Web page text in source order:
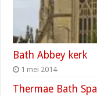
Bath Abbey kerk
1 mei 2014
Thermae Bath Spa